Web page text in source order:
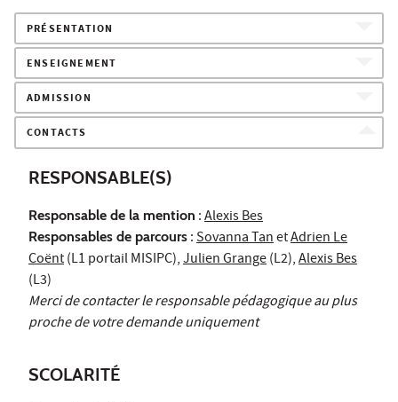
PRÉSENTATION
ENSEIGNEMENT
ADMISSION
CONTACTS
RESPONSABLE(S)
Responsable de la mention :Alexis Bes
Responsables de parcours :Sovanna TanetAdrien Le
Coënt(L1 portail MISIPC),Julien Grange(L2),Alexis Bes
(L3)
Merci de contacter le responsable pédagogique au plus
proche de votre demande uniquement
SCOLARITÉ